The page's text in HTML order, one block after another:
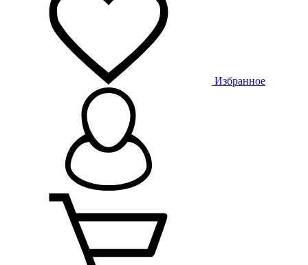
Избранное